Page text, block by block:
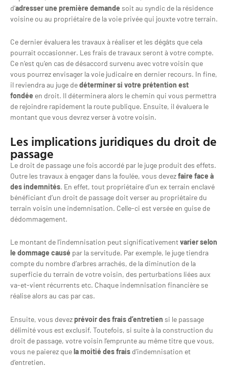
d’adresser une première demande soit au syndic de la résidence
voisine ou au propriétaire de la voie privée qui jouxte votre terrain.
Ce dernier évaluera les travaux à réaliser et les dégâts que cela
pourrait occasionner. Les frais de travaux seront à votre compte.
Ce n’est qu’en cas de désaccord survenu avec votre voisin que
vous pourrez envisager la voie judicaire en dernier recours. In fine,
il reviendra au juge dedéterminer si votre prétention est
fondée en droit. Il déterminera alors le chemin qui vous permettra
de rejoindre rapidement la route publique. Ensuite, il évaluera le
montant que vous devrez verser à votre voisin.
Les implications juridiques du droit de
passage
Le droit de passage une fois accordé par le juge produit des effets.
Outre les travaux à engager dans la foulée, vous devezfaire face à
des indemnités. En effet, tout propriétaire d’un ex terrain enclavé
bénéficiant d’un droit de passage doit verser au propriétaire du
terrain voisin une indemnisation. Celle-ci est versée en guise de
dédommagement.
Le montant de l’indemnisation peut significativementvarier selon
le dommage causé par la servitude. Par exemple, le juge tiendra
compte du nombre d’arbres arrachés, de la diminution de la
superficie du terrain de votre voisin, des perturbations liées aux
va-et-vient récurrents etc. Chaque indemnisation financière se
réalise alors au cas par cas.
Ensuite, vous devezprévoir des frais d’entretien si le passage
délimité vous est exclusif. Toutefois, si suite à la construction du
droit de passage, votre voisin l’emprunte au même titre que vous,
vous ne paierez quela moitié des frais d’indemnisation et
d’entretien.